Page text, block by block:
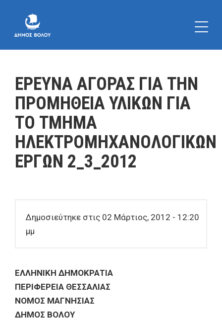
ΕΡΕΥΝΑ ΑΓΟΡΑΣ ΓΙΑ ΤΗΝ
ΠΡΟΜΗΘΕΙΑ ΥΛΙΚΩΝ ΓΙΑ
ΤΟ ΤΜΗΜΑ
ΗΛΕΚΤΡΟΜΗΧΑΝΟΛΟΓΙΚΩΝ
ΕΡΓΩΝ 2_3_2012
Δημοσιεύτηκε στις 02 Μάρτιος, 2012 - 12:20
μμ
ΕΛΛΗΝΙΚΗ ΔΗΜΟΚΡΑΤΙΑ
ΠΕΡΙΦΕΡΕΙΑ ΘΕΣΣΑΛΙΑΣ
ΝΟΜΟΣ ΜΑΓΝΗΣΙΑΣ
ΔΗΜΟΣ ΒΟΛΟΥ